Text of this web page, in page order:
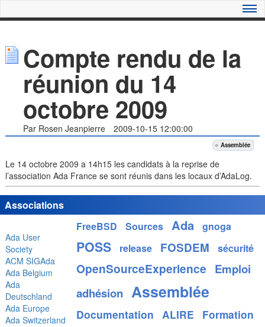
Compte rendu de la
réunion du 14
octobre 2009
Par Rosen Jeanpierre 2009-10-15 12:00:00
Assemblée
Le 14 octobre 2009 a 14h15 les candidats à la reprise de
l’association Ada France se sont réunis dans les locaux d’AdaLog.
Associations
Ada User
Society
ACM SIGAda
Ada Belgium
Ada
Deutschland
Ada Europe
Ada Switzerland
FreeBSD Sources Ada gnoga
POSS release FOSDEM sécurité
OpenSourceExperience Emploi
adhésion Assemblée
Documentation ALIRE Formation